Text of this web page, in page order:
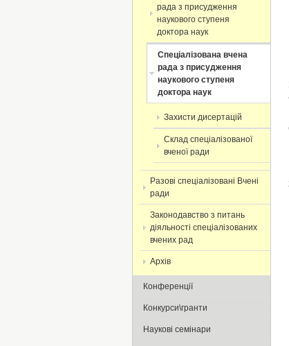
рада з присудження
наукового ступеня
доктора наук
Спеціалізована вчена
рада з присудження
наукового ступеня
доктора наук
Захисти дисертацій
Склад спеціалізованої
вченої ради
Разові спеціалізовані Вчені
ради
Законодавство з питань
діяльності спеціалізованих
вчених рад
Архів
Конференції
Конкурси\гранти
Наукові семінари